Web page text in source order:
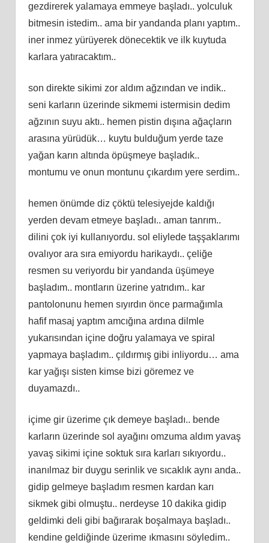
gezdirerek yalamaya emmeye başladı.. yolculuk
bitmesin istedim.. ama bir yandanda planı yaptım..
iner inmez yürüyerek dönecektik ve ilk kuytuda
karlara yatıracaktım..
son direkte sikimi zor aldım ağzından ve indik..
seni karların üzerinde sikmemi istermisin dedim
ağzının suyu aktı.. hemen pistin dışına ağaçların
arasına yürüdük… kuytu bulduğum yerde taze
yağan karın altında öpüşmeye başladık..
montumu ve onun montunu çıkardım yere serdim..
hemen önümde diz çöktü telesiyejde kaldığı
yerden devam etmeye başladı.. aman tanrım..
dilini çok iyi kullanıyordu. sol eliylede taşşaklarımı
ovalıyor ara sıra emiyordu harikaydı.. çeliğe
resmen su veriyordu bir yandanda üşümeye
başladım.. montların üzerine yatrıdım.. kar
pantolonunu hemen sıyırdın önce parmağımla
hafif masaj yaptım amcığına ardına dilmle
yukarısından içine doğru yalamaya ve spiral
yapmaya başladım.. çıldırmış gibi inliyordu… ama
kar yağışı sisten kimse bizi göremez ve
duyamazdı..
içime gir üzerime çık demeye başladı.. bende
karların üzerinde sol ayağını omzuma aldım yavaş
yavaş sikimi içine soktuk sıra karları sıkıyordu..
inanılmaz bir duygu serinlik ve sıcaklık aynı anda..
gidip gelmeye başladım resmen kardan karı
sikmek gibi olmuştu.. nerdeyse 10 dakika gidip
geldimki deli gibi bağırarak boşalmaya başladı..
kendine geldiğinde üzerime ıkmasını söyledim..